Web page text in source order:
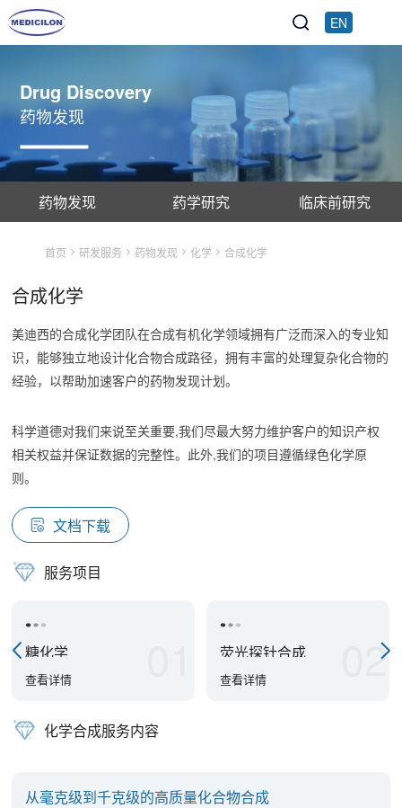
EN
Drug Discovery
药物发现
药物发现 药学研究 临床前研究
首页 研发服务 药物发现 化学 合成化学
合成化学
美迪西的合成化学团队在合成有机化学领域拥有广泛而深入的专业知
识，能够独立地设计化合物合成路径，拥有丰富的处理复杂化合物的
经验，以帮助加速客户的药物发现计划。
科学道德对我们来说至关重要,我们尽最大努力维护客户的知识产权
相关权益并保证数据的完整性。此外,我们的项目遵循绿色化学原
则。
文档下载
服务项目
糖化学
查看详情
荧光探针合成
查看详情 02
化学合成服务内容
从毫克级到千克级的高质量化合物合成